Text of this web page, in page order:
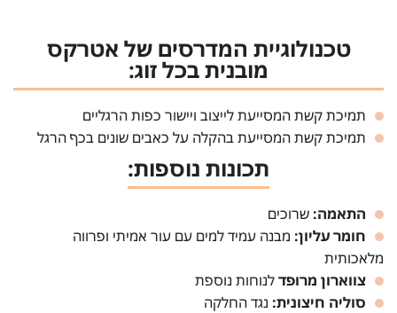
טכנולוגיית המדרסים של אטרקס
מובנית בכל זוג:
תמיכת קשת המסייעת לייצוב ויישור כפות הרגליים
תמיכת קשת המסייעת בהקלה על כאבים שונים בכף הרגל
תכונות נוספות:
התאמה: שרוכים
חומר עליון: מבנה עמיד למים עם עור אמיתי ופרווה
מלאכותית
צווארון מרופדלנוחות נוספת
סוליה חיצונית: נגד החלקה